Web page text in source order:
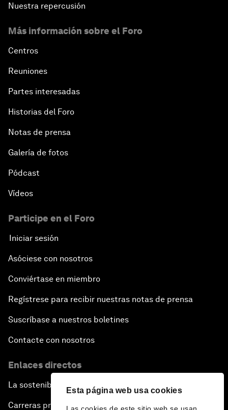
Esta página web usa cookies
Nuestra repercusión
Más información sobre el Foro
Centros
Reuniones
Partes interesadas
Historias del Foro
Notas de prensa
Galería de fotos
Pódcast
Vídeos
Participe en el Foro
Iniciar sesión
Asóciese con nosotros
Conviértase en miembro
Regístrese para recibir nuestras notas de prensa
Suscríbase a nuestros boletines
Contacte con nosotros
Enlaces directos
La sostenibilidad en el Foro
Carreras profesionales